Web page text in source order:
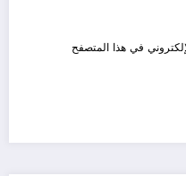
في هذا المتصفح